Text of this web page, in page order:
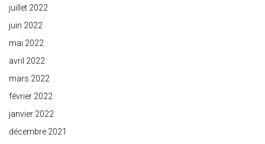
juillet 2022
juin 2022
mai 2022
avril 2022
mars 2022
février 2022
janvier 2022
décembre 2021